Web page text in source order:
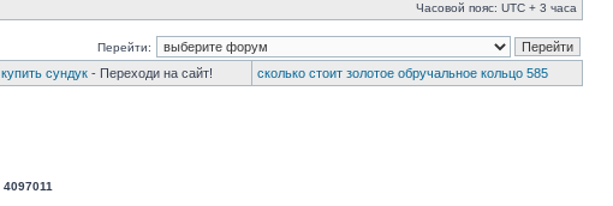
Часовой пояс: UTC + 3 часа
Перейти:
купить сундук - Переходи на сайт! сколько стоит золотое обручальное кольцо 585
4097011